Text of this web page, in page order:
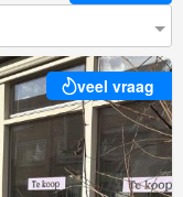
veel vraag